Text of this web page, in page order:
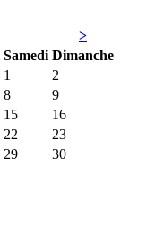
>
Samedi Dimanche
1
2
8
9
15
16
22
23
29
30